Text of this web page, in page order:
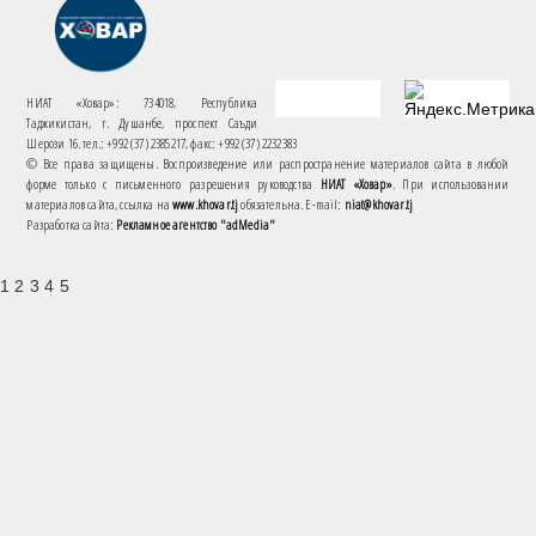
НИАТ «Ховар»: 734018, Республика
Таджикистан, г. Душанбе, проспект Саъди
Шерози 16. тел.: +992 (37) 2385217, факс: +992 (37) 2232383
© Все права защищены. Воспроизведение или распространение материалов сайта в любой
форме только с письменного разрешения руководства НИАТ «Ховар». При использовании
материалов сайта, ссылка наwww.khovar.tjобязательна. E-mail: niat@khovar.tj
Разработка сайта: Рекламное агентство "adMedia"
1 2 3 4 5